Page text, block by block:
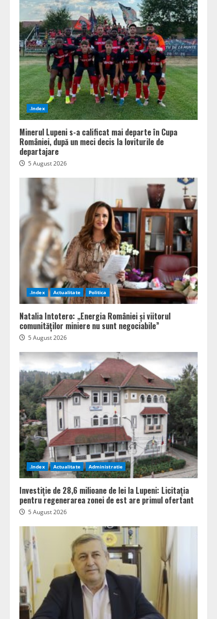
.Index
Minerul Lupeni s-a calificat mai departe în Cupa
României, după un meci decis la loviturile de
departajare
5 August 2026
.Index Actualitate Politica
Natalia Intotero: „Energia României și viitorul
comunităților miniere nu sunt negociabile”
5 August 2026
.Index Actualitate Administratie
Investiție de 28,6 milioane de lei la Lupeni: Licitația
pentru regenerarea zonei de est are primul ofertant
5 August 2026